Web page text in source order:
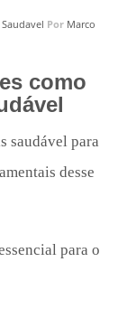
Por Marco
como
saudável para
desse
para o